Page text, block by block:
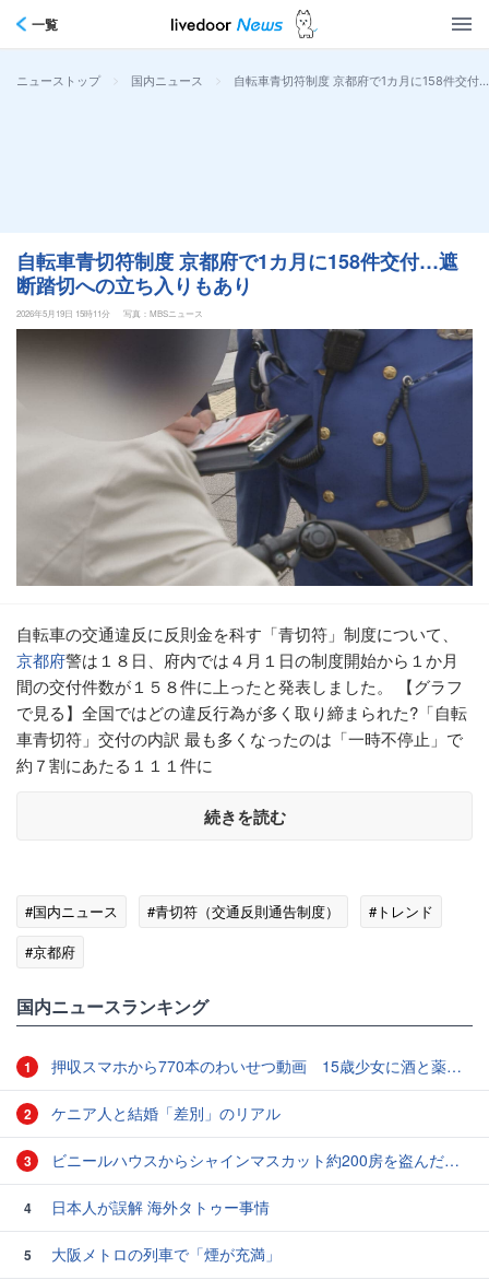
一覧
ニューストップ > 国内ニュース > 自転車青切符制度 京都府で1カ月に158件交付
自転車青切符制度 京都府で1カ月に158件交付…遮
断踏切への立ち入りもあり
2026年5月19日 15時11分 写真：MBSニュース
自転車の交通違反に反則金を科す「青切符」制度について、
京都府警は１８日、府内では４月１日の制度開始から１か月
間の交付件数が１５８件に上ったと発表しました。 【グラフ
で見る】全国ではどの違反行為が多く取り締まられた?「自転
車青切符」交付の内訳 最も多くなったのは「一時不停止」で
約７割にあたる１１１件に
続きを読む
#国内ニュース #青切符（交通反則通告制度）
#トレンド
#京都府
国内ニュースランキング
1 押収スマホから770本のわいせつ動画 15歳少女に酒と薬飲ませ性的暴行か 54歳男を再逮捕 「薬もありますよ」とSNSで誘い出し
2 ケニア人と結婚「差別」のリアル
3 ビニールハウスからシャインマスカット約200房を盗んだ疑い ネットで販売か 無職の男（42）逮捕 岡山県警
4 日本人が誤解 海外タトゥー事情
5
大阪メトロの列車で「煙が充満」